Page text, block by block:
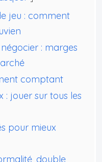
jeu : comment
: marges
comptant
: jouer sur tous les
pour mieux
double